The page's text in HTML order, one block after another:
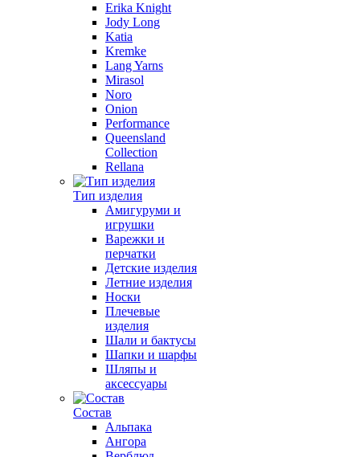
Erika Knight
Jody Long
Katia
Kremke
Lang Yarns
Mirasol
Noro
Onion
Performance
Queensland
Collection
Rellana
Тип изделия
Амигуруми и
игрушки
Варежки и
перчатки
Детские изделия
Летние изделия
Носки
Плечевые
изделия
Шали и бактусы
Шапки и шарфы
Шляпы и
аксессуары
Состав
Альпака
Ангора